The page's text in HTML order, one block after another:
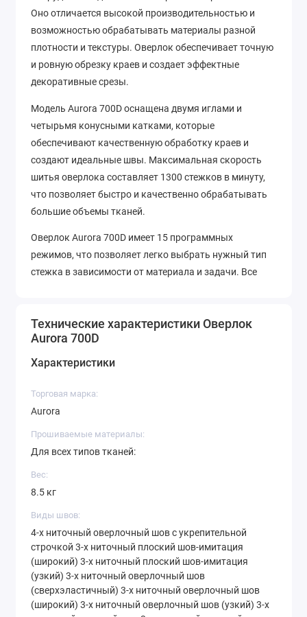
Оно отличается высокой производительностью и
возможностью обрабатывать материалы разной
плотности и текстуры. Оверлок обеспечивает точную
и ровную обрезку краев и создает эффектные
декоративные срезы.
Модель Aurora 700D оснащена двумя иглами и
четырьмя конусными катками, которые
обеспечивают качественную обработку краев и
создают идеальные швы. Максимальная скорость
шитья оверлока составляет 1300 стежков в минуту,
что позволяет быстро и качественно обрабатывать
большие объемы тканей.
Оверлок Aurora 700D имеет 15 программных
режимов, что позволяет легко выбрать нужный тип
стежка в зависимости от материала и задачи. Все
передней панели машины.
регулировки дифференциала, которая позволяет
тканей. Дополнительно, есть возможность
регулировки натяжения нитей.
механизм подачи нити, что упрощает и ускоряет
процесс работы. Также в комплект входит набор
аксессуаров, включающий в себя иглы, пинцет,
щеточку, петельный нож, и другие полезные
инструменты.
Машина надежна и проста в использовании, а также
легко транспортируется благодаря компактным
размерам и легкому весу. Она идеально подходит для
Технические характеристики Оверлок
Aurora 700D
Характеристики
Торговая марка:
Aurora
Прошиваемые материалы:
Для всех типов тканей:
Вес:
8.5 кг
Виды швов:
4-х ниточный оверлочный шов с укрепительной
строчкой 3-х ниточный плоский шов-имитация
(широкий) 3-х ниточный плоский шов-имитация
(узкий) 3-х ниточный оверлочный шов
(сверхэластичный) 3-х ниточный оверлочный шов
(широкий) 3-х ниточный оверлочный шов (узкий) 3-х